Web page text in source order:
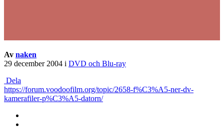
Av naken
29 december 2004 i DVD och Blu-ray
Dela
https://forum.voodoofilm.org/topic/2658-f%C3%A5-ner-dv-
kamerafiler-p%C3%A5-datorn/